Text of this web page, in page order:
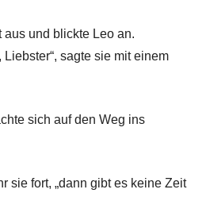
aus und blickte Leo an.
sagte sie mit einem
sich auf den Weg ins
sie fort, „dann gibt es keine Zeit